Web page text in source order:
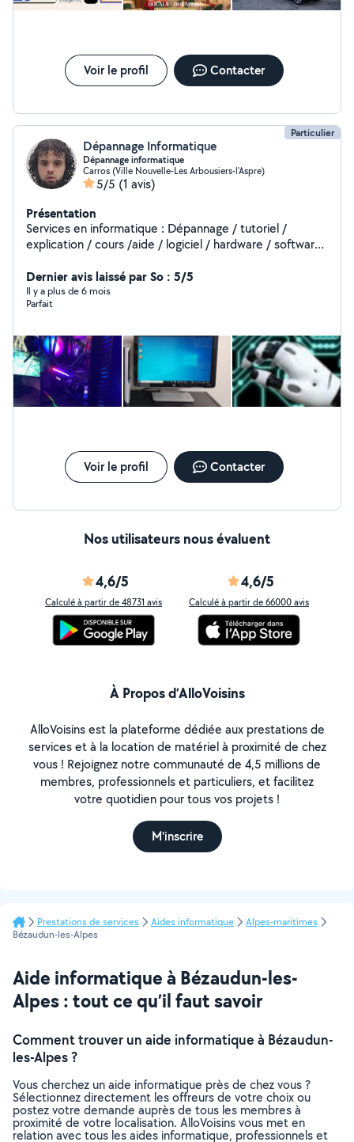
Voir le profil Contacter
Particulier
Dépannage Informatique
Dépannage informatique
Carros (Ville Nouvelle-Les Arbousiers-l'Aspre)
5/5 (1 avis)
Présentation
Services en informatique : Dépannage / tutoriel /
explication / cours /aide / logiciel / hardware / software
montage pc / ect...
___________________________________________________ Contact : Mail :
depannagesinformatiques06 ( ajouter arobase point
___________________________________________________ Bonus :
Diagnostic gratuit. si nécessaire.
___________________________________________________
Dernier avis laissé par So : 5/5
Il y a plus de 6 mois
Parfait
Voir le profil Contacter
Nos utilisateurs nous évaluent
4,6/5
Calculé à partir de 48731 avis
4,6/5
Calculé à partir de 66000 avis
À Propos d’AlloVoisins
AlloVoisins est la plateforme dédiée aux prestations de
services et à la location de matériel à proximité de chez
vous ! Rejoignez notre communauté de 4,5 millions de
membres, professionnels et particuliers, et facilitez
votre quotidien pour tous vos projets !
M'inscrire
Prestations de services Aides informatique
Alpes-maritimes
Bézaudun-les-Alpes
Aide informatique à Bézaudun-les-
Alpes : tout ce qu’il faut savoir
Comment trouver un aide informatique à Bézaudun-
les-Alpes ?
Vous cherchez un aide informatique près de chez vous ?
Sélectionnez directement les offreurs de votre choix ou
postez votre demande auprès de tous les membres à
proximité de votre localisation. AlloVoisins vous met en
relation avec tous les aides informatique, professionnels et